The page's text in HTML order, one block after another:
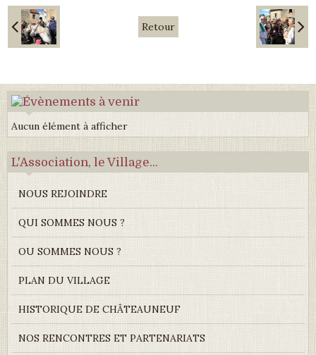
Retour
Aucun élément à afficher
L'Association, le Village...
NOUS REJOINDRE
QUI SOMMES NOUS ?
OU SOMMES NOUS ?
PLAN DU VILLAGE
HISTORIQUE DE CHÂTEAUNEUF
NOS RENCONTRES ET PARTENARIATS